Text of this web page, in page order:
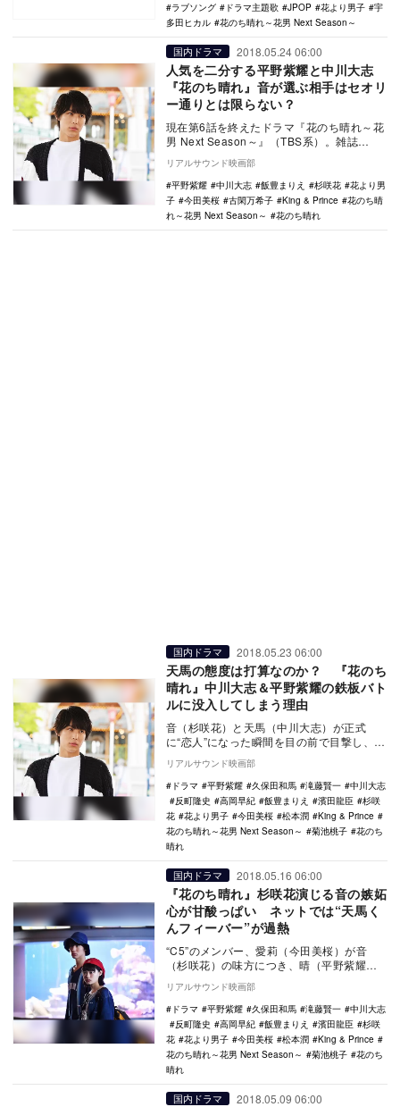
ラブソング
ドラマ主題歌 JPOP 花より男子
宇
多田ヒカル
花のち晴れ～花男 Next Season～
国内ドラマ 2018.05.24 06:00
人気を二分する平野紫耀と中川大志
『花のち晴れ』音が選ぶ相手はセオリ
ー通りとは限らない？
現在第6話を終えたドラマ『花のち晴れ～花
男 Next Season～』（TBS系）。雑誌
『ViVi』（講談社）の名物企画「ViV…
リアルサウンド映画部
平野紫耀
中川大志 飯豊まりえ 杉咲花
花より男
子
今田美桜 古閑万希子 King & Prince
花のち晴
れ～花男 Next Season～
花のち晴れ
国内ドラマ 2018.05.23 06:00
天馬の態度は打算なのか？ 『花のち
晴れ』中川大志＆平野紫耀の鉄板バト
ルに没入してしまう理由
音（杉咲花）と天馬（中川大志）が正式
に“恋人”になった瞬間を目の前で目撃し、完
全に意気消沈してしまう晴（平野紫耀）。
そんな中、英…
リアルサウンド映画部
ドラマ
平野紫耀 久保田和馬 滝藤賢一
中川大志
反町隆史
高岡早紀 飯豊まりえ 濱田龍臣
杉咲
花
花より男子 今田美桜 松本潤
King & Prince
花のち晴れ～花男 Next Season～
菊池桃子
花のち
晴れ
国内ドラマ 2018.05.16 06:00
『花のち晴れ』杉咲花演じる音の嫉妬
心が甘酸っぱい ネットでは“天馬く
んフィーバー”が過熱
“C5”のメンバー、愛莉（今田美桜）が音
（杉咲花）の味方につき、晴（平野紫耀）
と天馬（中川大志）がライバル争いを繰り
広げる三角関…
リアルサウンド映画部
ドラマ
平野紫耀 久保田和馬 滝藤賢一
中川大志
反町隆史
高岡早紀 飯豊まりえ 濱田龍臣
杉咲
花
花より男子 今田美桜 松本潤
King & Prince
花のち晴れ～花男 Next Season～
菊池桃子
花のち
晴れ
国内ドラマ 2018.05.09 06:00